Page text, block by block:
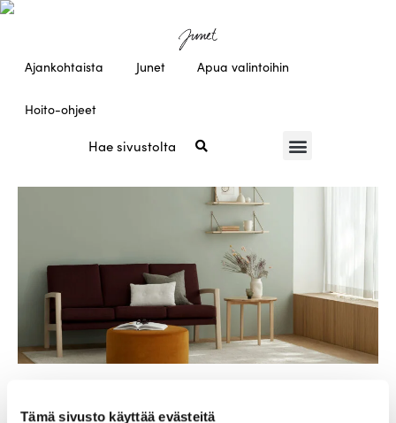
Tämä sivusto käyttää evästeitä
Ajankohtaista Junet Apua valintoihin
Hoito-ohjeet